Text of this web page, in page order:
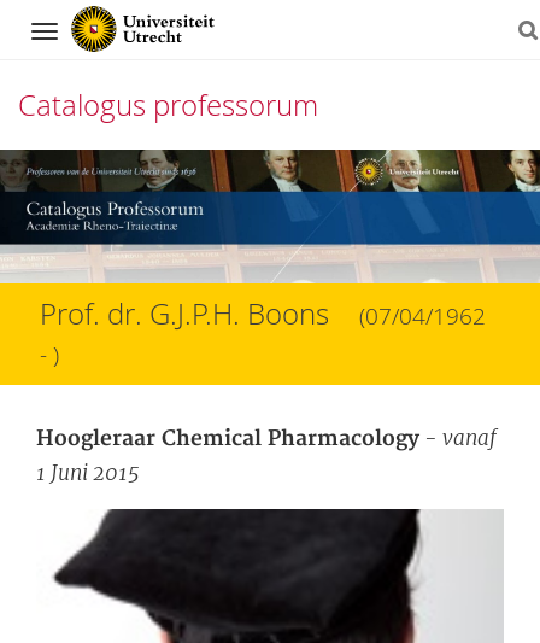
Navigation
Catalogus professorum
Direct
naar
het
inhoud
Prof. dr. G.J.P.H. Boons
(07/04/1962
- )
Hoogleraar Chemical Pharmacology - vanaf
1 Juni 2015